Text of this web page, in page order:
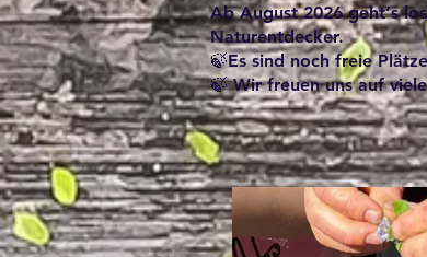
Ab August 2026 geht‘s
Naturentdecker.
🍃Es sind noch freie
🍃 Wir freuen uns auf